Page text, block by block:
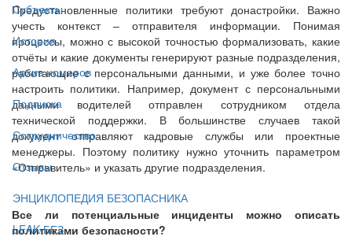
Субъекты
История
Архив номеров
Подписка
Сотрудничество
Отзывы
ЭНЦИКЛОПЕДИЯ БЕЗОПАСНИКА
LEAK-БЕЗ
Предустановленные политики требуют донастройки. Важно
учесть контекст – отправителя информации. Понимая
процессы, можно с высокой точностью формализовать, какие
отчёты и какие документы генерируют разные подразделения,
работающие с персональными данными, и уже более точно
настроить политики. Например, документ с персональными
данными водителей отправлен сотрудником отдела
технической поддержки. В большинстве случаев такой
документ отправляют кадровые службы или проектные
менеджеры. Поэтому политику нужно уточнить параметром
«Отправитель» и указать другие подразделения.
Все ли потенциальные инциденты можно описать
политиками безопасности?